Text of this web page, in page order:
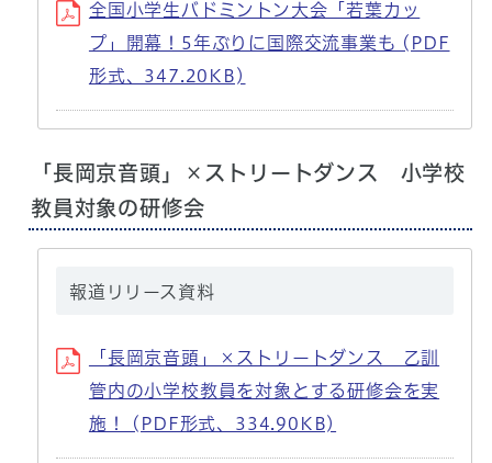
全国小学生バドミントン大会「若葉カッ
プ」開幕！5年ぶりに国際交流事業も (PDF
形式、347.20KB)
「長岡京音頭」×ストリートダンス 小学校
教員対象の研修会
報道リリース資料
「長岡京音頭」×ストリートダンス 乙訓
管内の小学校教員を対象とする研修会を実
施！ (PDF形式、334.90KB)